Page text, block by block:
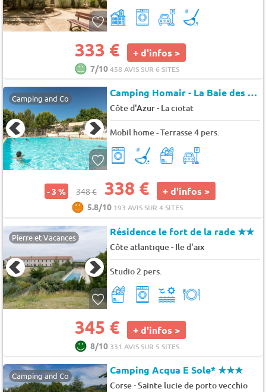
333 € + d'infos >
7/10458 AVIS SUR 6 SITES
Camping and Co Camping Homair - La Baie des Anges (17596)
Côte d'Azur- La ciotat
Mobil home - Terrasse 4 pers.
- 3 % 348 € 338 € + d'infos >
5.8/10 193 AVIS SUR 4 SITES
Pierre et Vacances Résidence le fort de la rade★★
Côte atlantique- Ile d'aix
Studio 2 pers.
345 € + d'infos >
8/10 331 AVIS SUR 5 SITES
Camping and Co Camping Acqua E Sole*★★★
Corse-Sainte lucie de porto vecchio